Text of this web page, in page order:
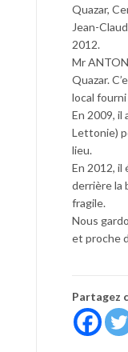
Quazar,
Jean-
2012.
Mr
Quazar.
local
En 2009, il
Lettonie)
lieu.
En 2012, il
derrière la
fragile.
Nous
et proche
Partagez